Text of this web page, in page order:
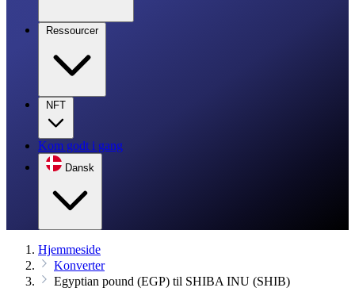
Ressourcer
NFT
Kom godt i gang
Dansk
Hjemmeside
Konverter
Egyptian pound (EGP) til SHIBA INU (SHIB)